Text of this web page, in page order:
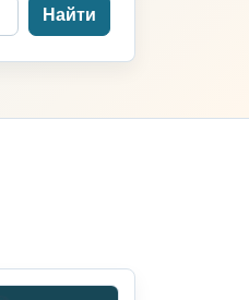
Найти